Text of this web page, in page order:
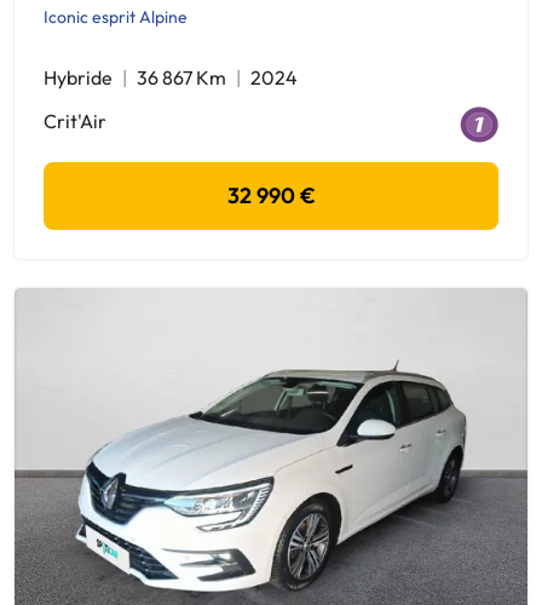
Iconic esprit Alpine
Hybride 36 867 Km
2024
Crit'Air
32 990 €